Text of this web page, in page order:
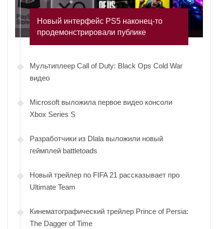
Новый интерфейс PS5 наконец-то
продемонстрировали публике
Мультиплеер Call of Duty: Black Ops Cold War
видео
Microsoft выложила первое видео консоли
Xbox Series S
Разработчики из Dlala выложили новый
геймплей battletoads
Новый трейлер по FIFA 21 рассказывает про
Ultimate Team
Кинематографический трейлер Prince of Persia:
The Dagger of Time